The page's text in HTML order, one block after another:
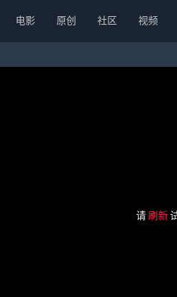
电影 原创 社区 视频
请 刷新